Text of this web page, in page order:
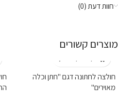
חוות דעת (0)
מוצרים קשורים
חולצה לחתונה דגם "חתן וכלה
מאוירים"